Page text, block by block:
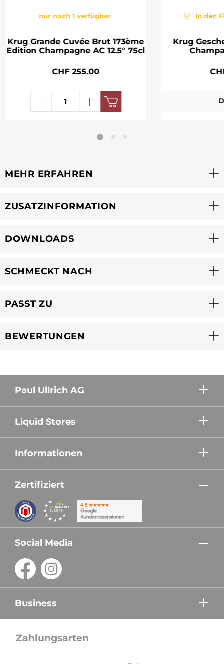
nur noch 1 verfügbar
Krug Grande Cuvée Brut 173ème
Edition Champagne AC 12.5° 75cl
CHF 255.00
In den
Krug
MEHR ERFAHREN
ZUSATZINFORMATION
DOWNLOADS
SCHMECKT NACH
PASST ZU
BEWERTUNGEN
Paul Ullrich AG
Liquid Stores
Informationen
Zertifiziert
Social Media
Business
Zahlungsarten